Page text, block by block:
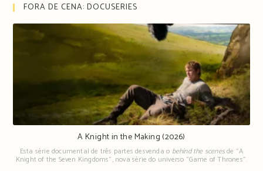
FORA DE CENA: DOCUSERIES
A Knight in the Making (2026)
Esta série documental de três partes desvenda o behind the scenesde "A
Knight of the Seven Kingdoms", nova série do universo "Game of Thrones".